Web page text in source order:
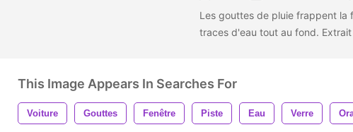
Les gouttes de pluie frappent la
traces d'eau tout au fond.
This Image Appears In Searches For
Voiture Gouttes Fenêtre Piste Eau Verre